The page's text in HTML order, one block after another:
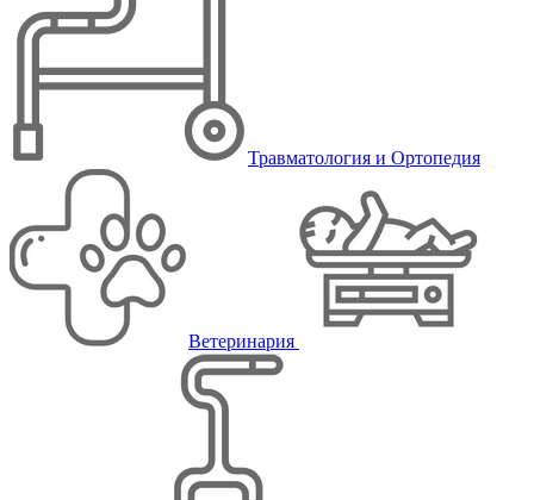
Травматология и Ортопедия
Ветеринария